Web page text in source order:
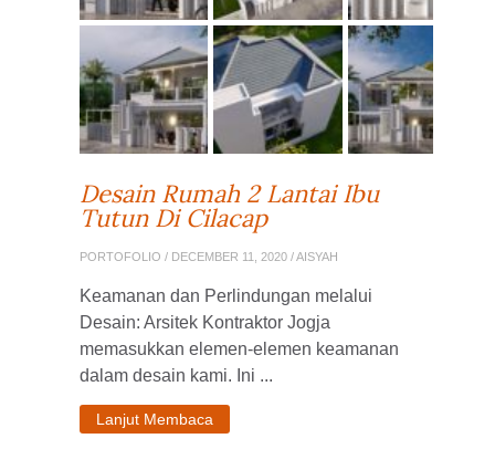
Desain Rumah 2 Lantai Ibu
Tutun Di Cilacap
PORTOFOLIO / DECEMBER 11, 2020 / AISYAH
Keamanan dan Perlindungan melalui
Desain: Arsitek Kontraktor Jogja
memasukkan elemen-elemen keamanan
dalam desain kami. Ini ...
Lanjut Membaca